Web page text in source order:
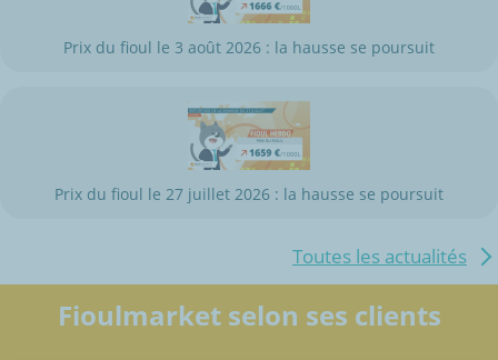
Prix du fioul le 3 août 2026 : la hausse se poursuit
Prix du fioul le 27 juillet 2026 : la hausse se poursuit
Toutes les actualités
Fioulmarket selon ses clients